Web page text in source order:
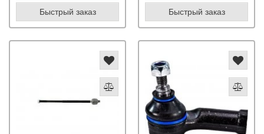
Быстрый заказ Быстрый заказ